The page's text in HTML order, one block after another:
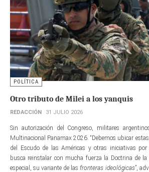
POLÍTICA
Otro tributo de Milei a los yanquis
REDACCIÓN 31 JULIO 2026
Sin autorización del Congreso, militares
Multinacional Panamax 2026. “Debemos ubicar
del Escudo de las Américas y otras iniciativas
busca reinstalar con mucha fuerza la Doctrina de la
especial, su variante de lasfronteras ideológicas”,